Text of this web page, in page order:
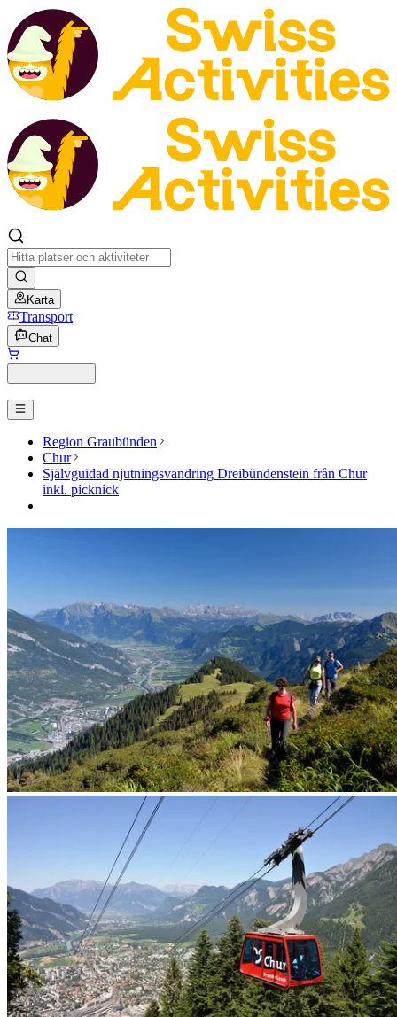
Karta
Transport
Chat
Region Graubünden
Chur
Självguidad njutningsvandring Dreibündenstein från Chur
inkl. picknick